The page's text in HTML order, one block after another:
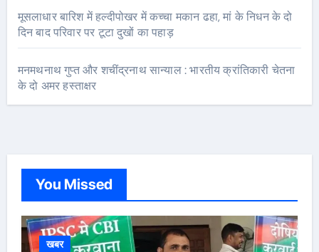
मूसलाधार बारिश में हल्दीपोखर में कच्चा मकान ढहा, मां के निधन के दो
दिन बाद परिवार पर टूटा दुखों का पहाड़
मनमथनाथ गुप्त और शचींद्रनाथ सान्याल : भारतीय क्रांतिकारी चेतना
के दो अमर हस्ताक्षर
You Missed
खबर